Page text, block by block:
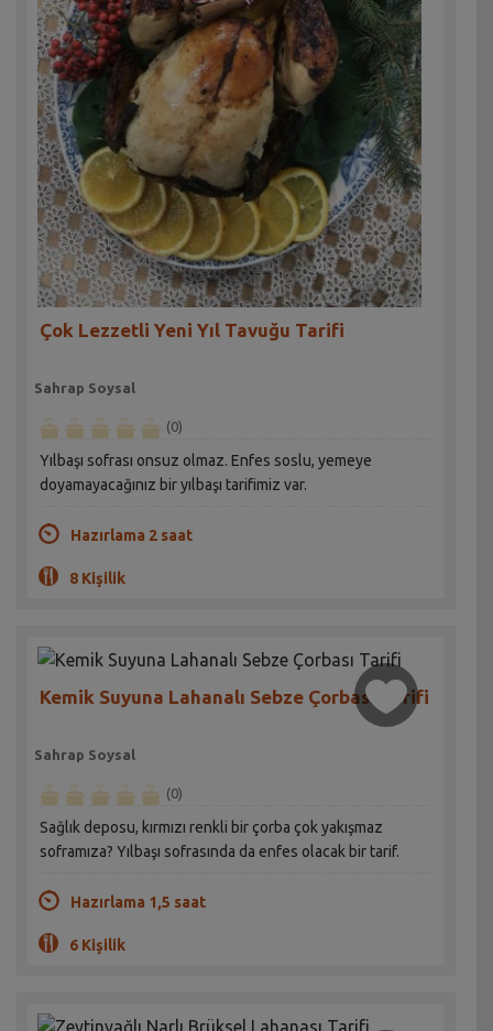
Çok Lezzetli Yeni Yıl Tavuğu Tarifi
Sahrap Soysal
(0)
Yılbaşı sofrası onsuz olmaz. Enfes soslu, yemeye
doyamayacağınız bir yılbaşı tarifimiz var.
Hazırlama 2 saat
8 Kişilik
Kemik Suyuna Lahanalı Sebze Çorbası Tarifi
Sahrap Soysal
(0)
Sağlık deposu, kırmızı renkli bir çorba çok yakışmaz
soframıza? Yılbaşı sofrasında da enfes olacak bir tarif.
Hazırlama 1,5 saat
6 Kişilik